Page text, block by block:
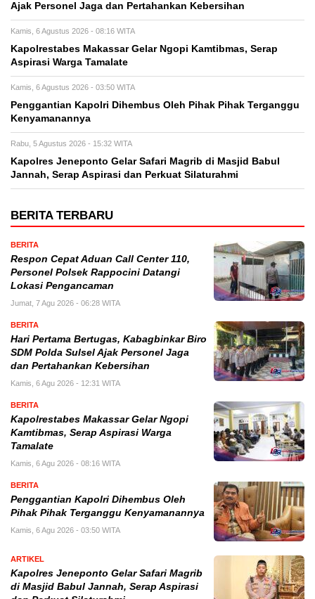
Ajak Personel Jaga dan Pertahankan Kebersihan
Kamis, 6 Agustus 2026 - 08:16 WITA
Kapolrestabes Makassar Gelar Ngopi Kamtibmas, Serap
Aspirasi Warga Tamalate
Kamis, 6 Agustus 2026 - 03:50 WITA
Penggantian Kapolri Dihembus Oleh Pihak Pihak Terganggu
Kenyamanannya
Rabu, 5 Agustus 2026 - 15:32 WITA
Kapolres Jeneponto Gelar Safari Magrib di Masjid Babul
Jannah, Serap Aspirasi dan Perkuat Silaturahmi
BERITA TERBARU
BERITA
Respon Cepat Aduan Call Center 110,
Personel Polsek Rappocini Datangi
Lokasi Pengancaman
Jumat, 7 Agu 2026 - 06:28 WITA
BERITA
Hari Pertama Bertugas, Kabagbinkar Biro
SDM Polda Sulsel Ajak Personel Jaga
dan Pertahankan Kebersihan
Kamis, 6 Agu 2026 - 12:31 WITA
BERITA
Kapolrestabes Makassar Gelar Ngopi
Kamtibmas, Serap Aspirasi Warga
Tamalate
Kamis, 6 Agu 2026 - 08:16 WITA
BERITA
Penggantian Kapolri Dihembus Oleh
Pihak Pihak Terganggu Kenyamanannya
Kamis, 6 Agu 2026 - 03:50 WITA
ARTIKEL
Kapolres Jeneponto Gelar Safari Magrib
di Masjid Babul Jannah, Serap Aspirasi